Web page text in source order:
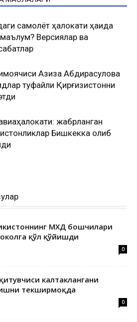
самолёт ҳалокати ҳақида
Версиялар ва
ҳимоячиси Азиза Абдирасулова
туфайли Қирғизистонни
авиаҳалокати: жабрланган
Бишкекка олиб
МХДҚ бошчилари
қўл қўйишди
0
калтаклангани
текширмоқда
0